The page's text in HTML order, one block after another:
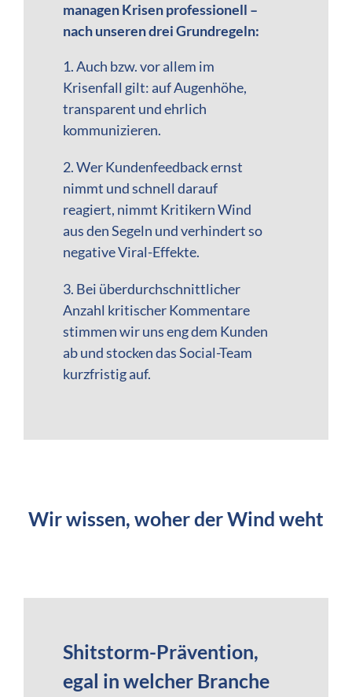
managen Krisen professionell –
nach unseren drei Grundregeln:
1. Auch bzw. vor allem im
Krisenfall gilt: auf Augenhöhe,
transparent und ehrlich
kommunizieren.
2. Wer Kundenfeedback ernst
nimmt und schnell darauf
reagiert, nimmt Kritikern Wind
aus den Segeln und verhindert so
negative Viral-Effekte.
3. Bei überdurchschnittlicher
Anzahl kritischer Kommentare
stimmen wir uns eng dem Kunden
ab und stocken das Social-Team
kurzfristig auf.
Wir wissen, woher der Wind weht
Shitstorm-Prävention,
egal in welcher Branche